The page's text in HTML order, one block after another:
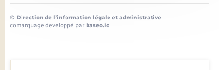
© Direction de l’information légale et administrative
comarquage developpé par baseo.io